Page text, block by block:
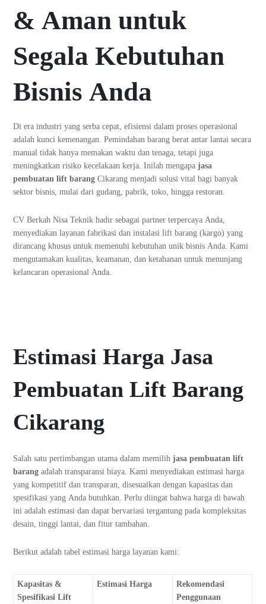
& Aman untuk
Segala Kebutuhan
Bisnis Anda
Di era industri yang serba cepat, efisiensi dalam proses operasional
adalah kunci kemenangan. Pemindahan barang berat antar lantai secara
manual tidak hanya memakan waktu dan tenaga, tetapi juga
meningkatkan risiko kecelakaan kerja. Inilah mengapajasa
pembuatan lift barang Cikarang menjadi solusi vital bagi banyak
sektor bisnis, mulai dari gudang, pabrik, toko, hingga restoran.
CV Berkah Nisa Teknik hadir sebagai partner terpercaya Anda,
menyediakan layanan fabrikasi dan instalasi lift barang (kargo) yang
dirancang khusus untuk memenuhi kebutuhan unik bisnis Anda. Kami
mengutamakan kualitas, keamanan, dan ketahanan untuk menunjang
kelancaran operasional Anda.
Estimasi Harga Jasa
Pembuatan Lift Barang
Cikarang
Salah satu pertimbangan utama dalam memilihjasa pembuatan lift
barang adalah transparansi biaya. Kami menyediakan estimasi harga
yang kompetitif dan transparan, disesuaikan dengan kapasitas dan
spesifikasi yang Anda butuhkan. Perlu diingat bahwa harga di bawah
ini adalah estimasi dan dapat bervariasi tergantung pada kompleksitas
desain, tinggi lantai, dan fitur tambahan.
Berikut adalah tabel estimasi harga layanan kami:
Kapasitas &
Spesifikasi Lift
Estimasi Harga
Rekomendasi
Penggunaan